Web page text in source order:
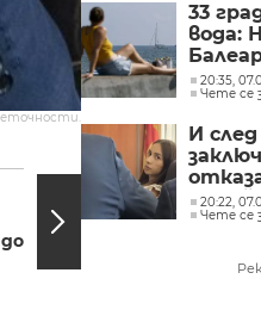
19:28, 06.11.2020
33
вода:
20:35,
Чете се
И
в
20:22,
Чете се